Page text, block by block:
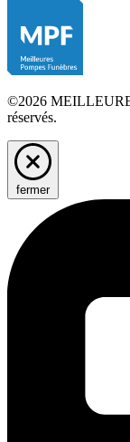
©2026
réservés.
fermer